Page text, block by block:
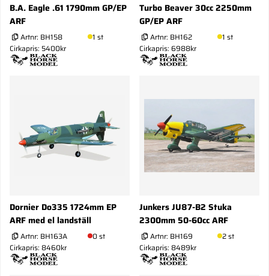
B.A. Eagle .61 1790mm GP/EP
ARF
Artnr: BH158
1 st
Cirkapris: 5400kr
Turbo Beaver 30cc 2250mm
GP/EP ARF
Artnr: BH162
1 st
Cirkapris: 6988kr
Dornier Do335 1724mm EP
ARF med el landställ
Artnr: BH163A
0 st
Cirkapris: 8460kr
Junkers JU87-B2 Stuka
2300mm 50-60cc ARF
Artnr: BH169
2 st
Cirkapris: 8489kr